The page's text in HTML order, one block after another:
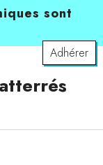
sont
Adhérer